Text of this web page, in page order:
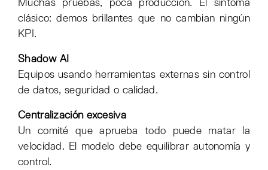
Muchas pruebas, poca producción. El síntoma
clásico: demos brillantes que no cambian ningún
KPI.
Shadow AI
Equipos usando herramientas externas sin control
de datos, seguridad o calidad.
Centralización excesiva
Un comité que aprueba todo puede matar la
velocidad. El modelo debe equilibrar autonomía y
control.